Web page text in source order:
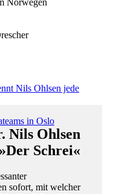
Nils Ohlsen jede
in Oslo
Nils Ohlsen
Schrei«
sofort, mit welcher